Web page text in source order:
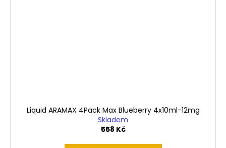
Liquid ARAMAX 4Pack Max Blueberry 4x10ml-12mg
Skladem
558 Kč